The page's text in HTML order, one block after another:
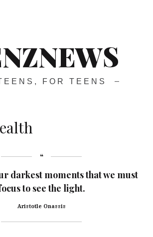
FOR TEENS
darkest moments that we must
to see the light.
Aristotle Onassis